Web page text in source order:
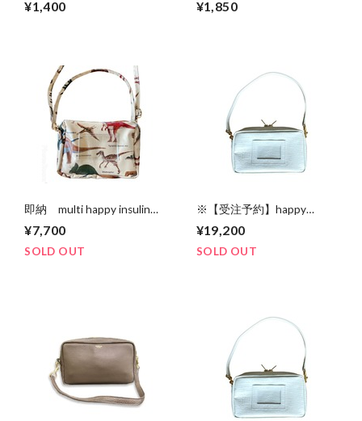
¥1,400 ¥1,850
即納 multi happy insulin
★《マルチな持って嬉しい
インスリンバッグ》
¥7,700
SOLD OUT
※【受注予約】happy
LIBERTY “white croco
leather”
¥19,200
SOLD OUT